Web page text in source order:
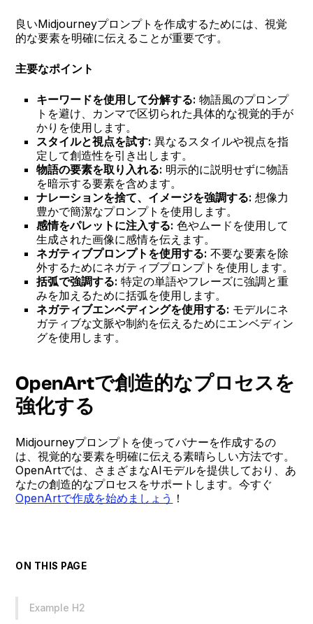
良いMidjourneyプロンプトを作成するためには、視覚
的な要素を明確に伝えることが重要です。
主要なポイント
キーワードを使用して分解する: 物語風のプロンプ
トを避け、カンマで区切られた具体的な視覚的手が
かりを使用します。
スタイルと視点を試す: 異なるスタイルや視点を指
定して創造性を引き出します。
物語の要素を取り入れる: 明示的に説明せずに物語
を暗示する要素を含めます。
ナレーションを捨て、イメージを強調する: 想像力
豊かで簡潔なプロンプトを使用します。
感情をパレットに注入する: 色やムードを使用して
生成された画像に感情を伝えます。
ネガティブプロンプトを使用する: 不要な要素を除
外するためにネガティブプロンプトを使用します。
括弧で強調する: 特定の単語やフレーズに強調と重
みを加えるために括弧を使用します。
ネガティブエンベディングを使用する: モデルにネ
ガティブな文脈や制約を伝えるためにエンベディン
グを使用します。
OpenArtで創造的なプロセスを
強化する
Midjourneyプロンプトを使ってバナーを作成するの
は、視覚的な要素を明確に伝える素晴らしい方法です。
OpenArtでは、さまざまなAIモデルを提供しており、あ
なたの創造的なプロセスをサポートします。今すぐ
OpenArtで作成を始めましょう ！
ON THIS PAGE
Example H2